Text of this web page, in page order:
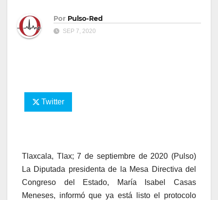
Por Pulso-Red
SEP 7, 2020
Twitter
Tlaxcala, Tlax; 7 de septiembre de 2020 (Pulso)
La Diputada presidenta de la Mesa Directiva del
Congreso del Estado, María Isabel Casas
Meneses, informó que ya está listo el protocolo